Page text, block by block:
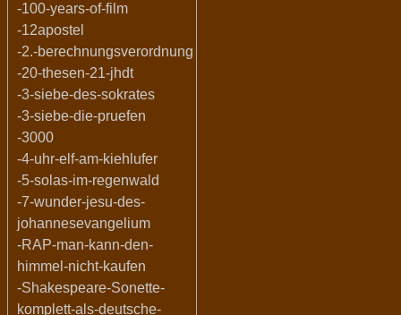
-100-years-of-film
-12apostel
-2.-berechnungsverordnung
-20-thesen-21-jhdt
-3-siebe-des-sokrates
-3-siebe-die-pruefen
-3000
-4-uhr-elf-am-kiehlufer
-5-solas-im-regenwald
-7-wunder-jesu-des-
johannesevangelium
-RAP-man-kann-den-
himmel-nicht-kaufen
-Shakespeare-Sonette-
komplett-als-deutsche-